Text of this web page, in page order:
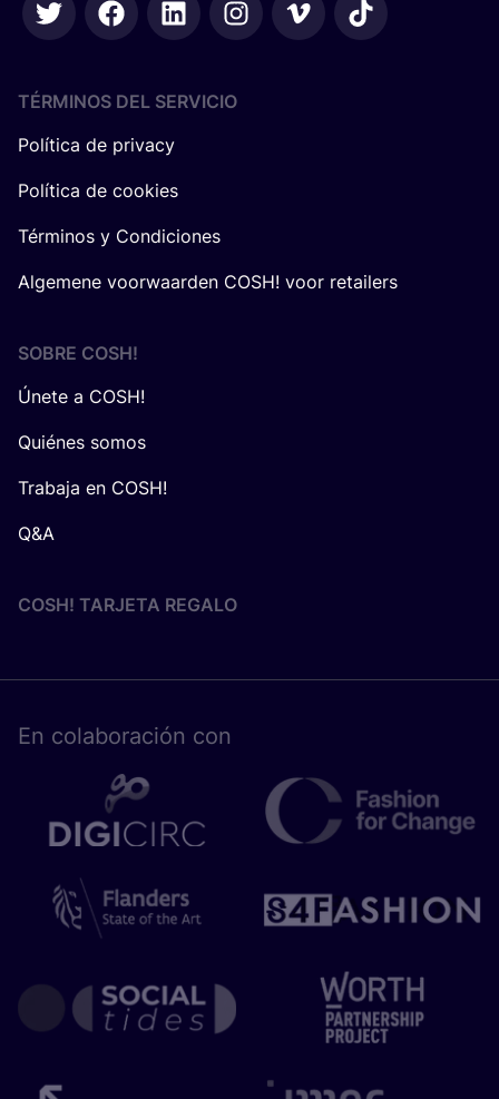
TÉRMINOS DEL SERVICIO
Política de privacy
Política de cookies
Términos y Condiciones
Algemene voorwaarden COSH! voor retailers
SOBRE COSH!
Únete a COSH!
Quiénes somos
Trabaja en COSH!
Q&A
COSH! TARJETA REGALO
En cola­bo­ra­ción con